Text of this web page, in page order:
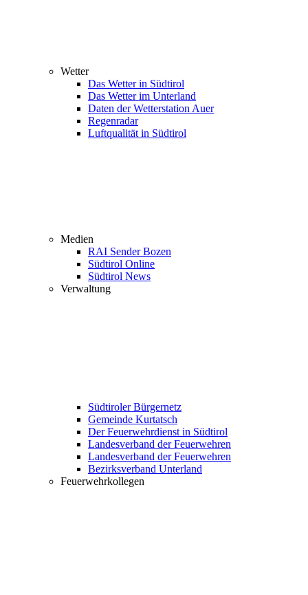
Wetter
Das Wetter in Südtirol
Das Wetter im Unterland
Daten der Wetterstation Auer
Regenradar
Luftqualität in Südtirol
Medien
RAI Sender Bozen
Südtirol Online
Südtirol News
Verwaltung
Südtiroler Bürgernetz
Gemeinde Kurtatsch
Der Feuerwehrdienst in Südtirol
Landesverband der Feuerwehren
Landesverband der Feuerwehren
Bezirksverband Unterland
Feuerwehrkollegen